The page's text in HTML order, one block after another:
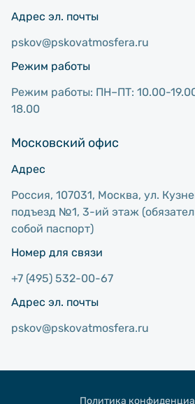
Адрес эл. почты
pskov@pskovatmosfera.ru
Режим работы
Режим работы: ПН–ПТ: 10.00-
18.00
Московский офис
Адрес
Россия, 107031, Москва, ул.
подъезд №1, 3-ий этаж
собой паспорт)
Номер для связи
+7 (495) 532-00-67
Адрес эл. почты
pskov@pskovatmosfera.ru
Политика